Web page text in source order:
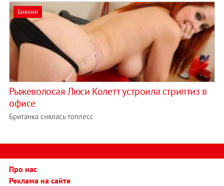
Бикини
Рыжеволосая Люси Колетт устроила стриптиз в
офисе
Британка снялась топлесс
Про нас
Реклама на сайте